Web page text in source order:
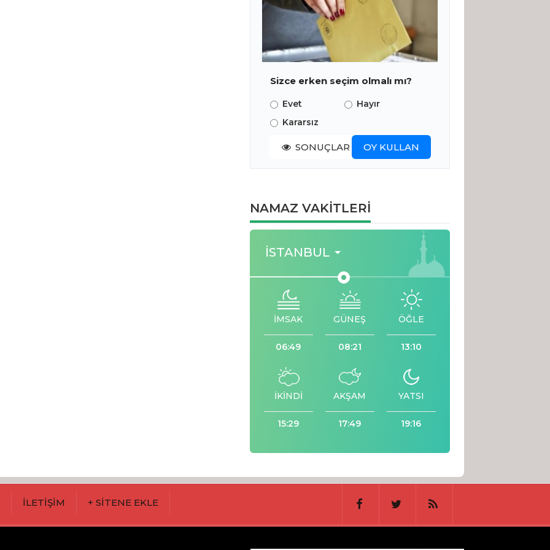
Sizce erken seçim olmalı mı?
Evet
Hayır
Kararsız
SONUÇLAR OY KULLAN
NAMAZ VAKİTLERİ
İSTANBUL
İMSAK
06:49
GÜNEŞ
08:21
ÖĞLE
13:10
İKİNDİ
15:29
AKŞAM
17:49
YATSI
19:16
İLETİŞİM + SİTENE EKLE